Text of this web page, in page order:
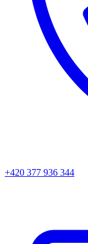
+420 377 936 344